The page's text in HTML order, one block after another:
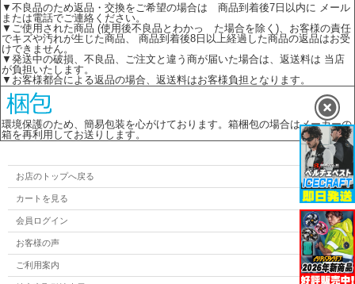
▼不良品のため返品・交換をご希望の場合は 商品到着後7日以内に メール
または電話でご連絡ください。
▼ご使用された商品 (使用後不良品とわかっ た場合を除く)、お客様の責任
でキズや汚れが生じた商品、 商品到着後8日以上経過した商品の返品はお受
けできません。
▼発送中の破損、不良品、ご注文と違う商が届いた場合は、返送料は 当店
が負担いたします。
▼お客様都合による返品の場合、返送料はお客様負担となります。
環境保護のため、簡易包装を心がけております。箱梱包の場合はメーカーの
箱を再利用してお送りします。
お店のトップへ戻る
カートを見る
会員ログイン
お客様の声
ご利用案内